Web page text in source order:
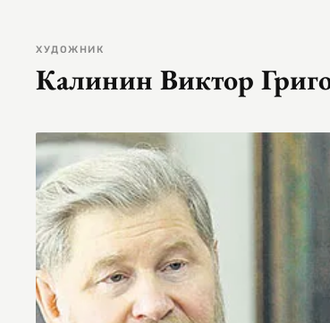
ХУДОЖНИК
Калинин Виктор